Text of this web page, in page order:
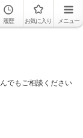
履歴 お気に入り メニュー
でもご相談ください